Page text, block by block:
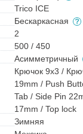
Trico ICE
Бескаркасная
2
500 / 450
Асимметричный
Крючок 9x3 /
19mm / Push
Tab / Side Pin
17mm / Top lock
Зимняя